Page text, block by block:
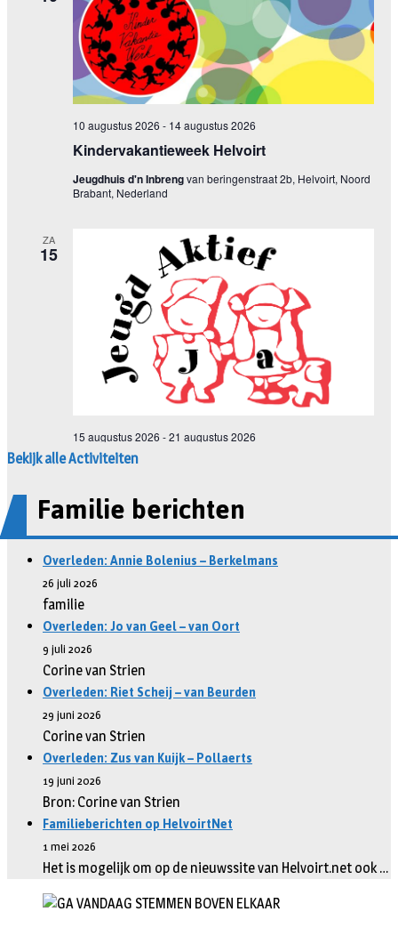
Bekijk alle Activiteiten
Familie berichten
Overleden: Annie Bolenius – Berkelmans
26 juli 2026
familie
Overleden: Jo van Geel – van Oort
9 juli 2026
Corine van Strien
Overleden: Riet Scheij – van Beurden
29 juni 2026
Corine van Strien
Overleden: Zus van Kuijk – Pollaerts
19 juni 2026
Bron: Corine van Strien
Familieberichten op HelvoirtNet
1 mei 2026
Het is mogelijk om op de nieuwssite van Helvoirt.net ook …